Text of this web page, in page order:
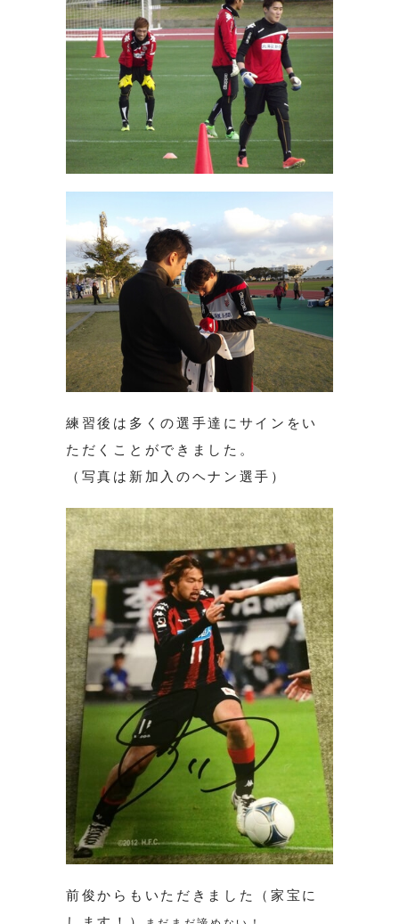
練習後は多くの選手達にサインをい
ただくことができました。
（写真は新加入のヘナン選手）
前俊からもいただきました（家宝に